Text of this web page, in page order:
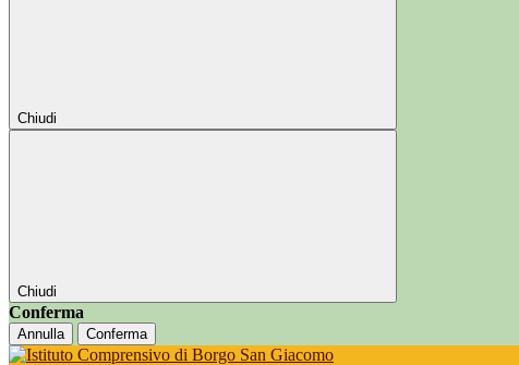
Chiudi
Chiudi
Conferma
Annulla Conferma